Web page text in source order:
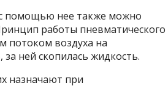
с помощью нее также можно
работы пневматического
потоком воздуха на
ней скопилась жидкость.
назначают при